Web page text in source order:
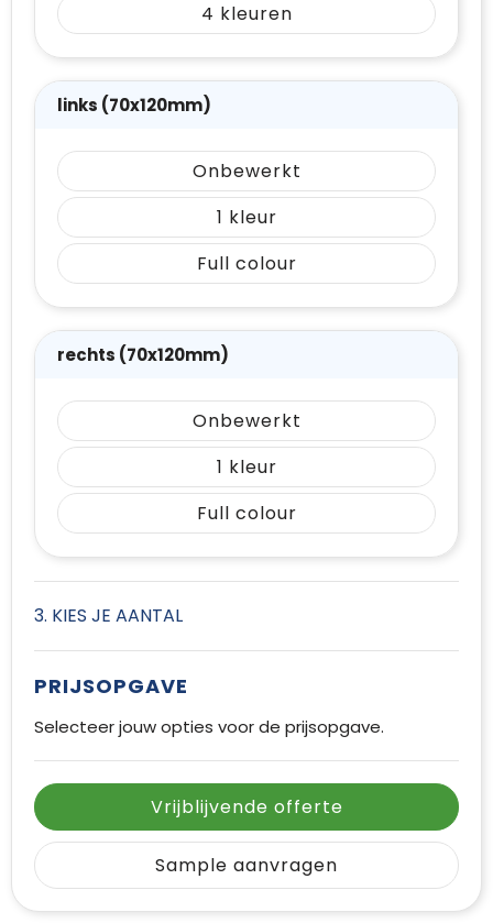
4
links (70x120mm)
Onbewerkt
1
Full colour
rechts (70x120mm)
Onbewerkt
1
Full colour
3. KIES JE AANTAL
PRIJSOPGAVE
Selecteer jouw opties voor de prijsopgave.
Vrijblijvende offerte
Sample aanvragen